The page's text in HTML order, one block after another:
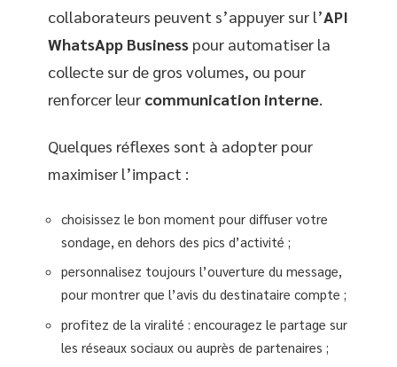
collaborateurs peuvent s’appuyer sur l’API
WhatsApp Business pour automatiser la
collecte sur de gros volumes, ou pour
renforcer leur communication interne.
Quelques réflexes sont à adopter pour
maximiser l’impact :
choisissez le bon moment pour diffuser votre
sondage, en dehors des pics d’activité ;
personnalisez toujours l’ouverture du message,
pour montrer que l’avis du destinataire compte ;
profitez de la viralité : encouragez le partage sur
les réseaux sociaux ou auprès de partenaires ;